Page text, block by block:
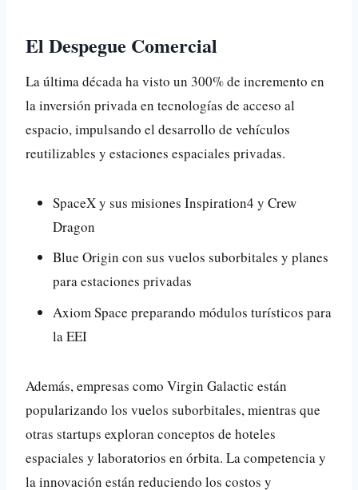
El Despegue Comercial
La última década ha visto un 300%de incremento en
la inversión privada en tecnologías de acceso al
espacio, impulsando el desarrollo de vehículos
reutilizables y estaciones espaciales privadas.
SpaceX y sus misiones Inspiration4 y Crew
Dragon
Blue Origin con sus vuelos suborbitales y planes
para estaciones privadas
Axiom Space preparando módulos turísticos para
la EEI
Además, empresas como Virgin Galactic están
popularizando los vuelos suborbitales, mientras que
otras startups exploran conceptos de hoteles
espaciales y laboratorios en órbita. La competencia y
la innovación están reduciendo los costos y